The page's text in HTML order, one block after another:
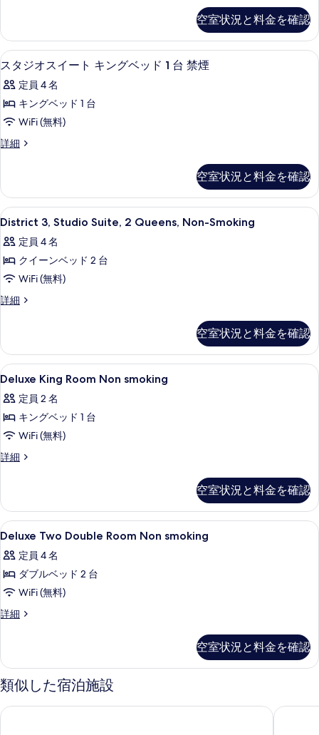
示
す
る
の
写
真
を
表
示
す
Arrival
の
詳
空室状況と料金を確認
ス
タ
ジ
オ
イ
ト
キ
ン
グ
ベ
ッ
ド
禁
煙
の
す
べ
て
の
真
を
表
示
す
る
スタジオスイート キングベッド 1 台
4
スタジオスイート キングベッド 1 台 禁煙
定員 4 名
キングベッド 1 台
WiFi (無料)
詳細
ス
ス
イ
ー
キ
ン
ベ
ッ
ド
禁
の
詳
細
空室状況と料金を確認
District
3,
Studio
Suite,
2
Queens,
の
す
べ
て
の
写
真
示
す
る
District 3, Studio Suite, 2 Queens,
4
District 3, Studio Suite, 2 Queens, Non-Smoking
定員 4 名
クイーンベッド 2 台
WiFi (無料)
詳細
District
2
Queens,
Non-
の
詳
空室状況と料金を確認
Deluxe
King
Room
Non
smoking
の
て
の
写
真
を
表
示
る
羽毛の掛け布団、ピロートップベッ
5
Deluxe King Room Non smoking
定員 2 名
キングベッド 1 台
WiFi (無料)
詳細
Deluxe
smoking
の
詳
空室状況と料金を確認
Deluxe
Two
Double
Room
Non
smoking
べ
て
写
シャワー、デザイナーバスアメニテ
1
Deluxe Two Double Room Non smoking
定員 4 名
ダブルベッド 2 台
WiFi (無料)
詳細
Deluxe
Non
smoking
の
細
空室状況と料金を確認
類似した宿泊施設
プラネット ハリウッド リゾート & カジノ フラミ